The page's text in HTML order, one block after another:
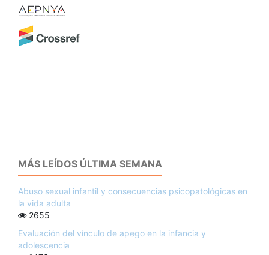
MÁS LEÍDOS ÚLTIMA SEMANA
Abuso sexual infantil y consecuencias psicopatológicas en
la vida adulta
2655
Evaluación del vínculo de apego en la infancia y
adolescencia